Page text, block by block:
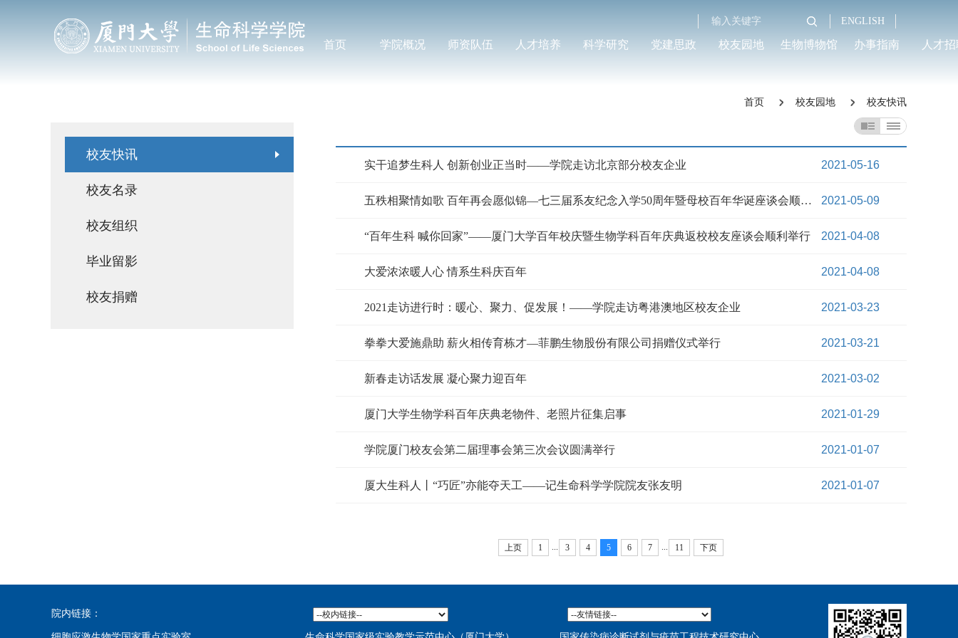
ENGLISH
首页 学院概况 师资队伍 人才培养 科学研究 党建思政 校友园地 生物博物馆 办事指南 人才
首页 校友园地 校友快讯
校友快讯
校友名录
校友组织
毕业留影
校友捐赠
2021-05-16
实干追梦生科人 创新创业正当时——学院走访北京部分校友企业
2021-05-09
五秩相聚情如歌 百年再会愿似锦—七三届系友纪念入学50周年暨母校百年华诞座谈会顺利举办
2021-04-08
“百年生科 喊你回家”——厦门大学百年校庆暨生物学科百年庆典返校校友座谈会顺利举行
2021-04-08
大爱浓浓暖人心 情系生科庆百年
2021-03-23
2021走访进行时：暖心、聚力、促发展！——学院走访粤港澳地区校友企业
2021-03-21
拳拳大爱施鼎助 薪火相传育栋才—菲鹏生物股份有限公司捐赠仪式举行
2021-03-02
新春走访话发展 凝心聚力迎百年
2021-01-29
厦门大学生物学科百年庆典老物件、老照片征集启事
2021-01-07
学院厦门校友会第二届理事会第三次会议圆满举行
2021-01-07
厦大生科人丨“巧匠”亦能夺天工——记生命科学学院院友张友明
上页 1 3 4 5 6 7 11 下页
院内链接：